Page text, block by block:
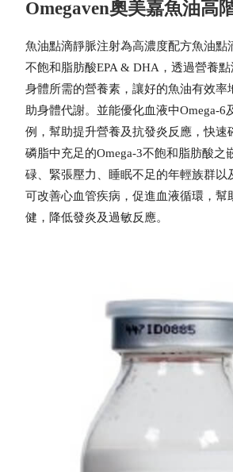
Omegaven奧美嘉魚油高
魚油點滴靜脈注射為高濃度配方魚油點
不飽和脂肪酸EPA & DHA，透過營養
身體所需的營養素，讓好的魚油有效率
助身體代謝。並能優化血液中Omega-6
例，幫助提升營養及抗發炎反應，快速
磷脂中充足的Omega-3不飽和脂肪酸之
碌、緊張壓力、睡眠不足的年輕族群以
可改善心血管疾病，促進血液循環，幫
健，降低發炎及過敏反應。